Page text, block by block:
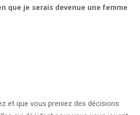
que je serais devenue une femme
et que vous preniez des décisions